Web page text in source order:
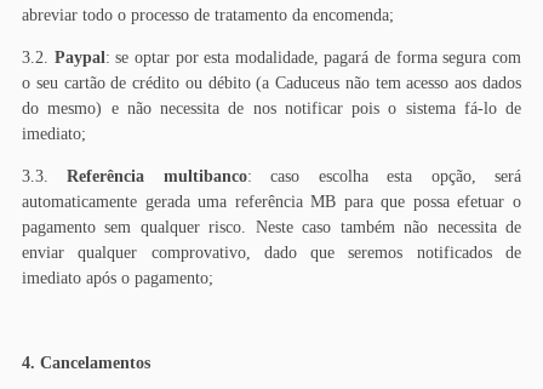
abreviar todo o processo de tratamento da encomenda;
3.2. Paypal: se optar por esta modalidade, pagará de forma segura com
o seu cartão de crédito ou débito (a Caduceus não tem acesso aos dados
do mesmo) e não necessita de nos notificar pois o sistema fá-lo de
imediato;
3.3.Referência multibanco: caso escolha esta opção, será
automaticamente gerada uma referência MB para que possa efetuar o
pagamento sem qualquer risco. Neste caso também não necessita de
enviar qualquer comprovativo, dado que seremos notificados de
imediato após o pagamento;
4. Cancelamentos